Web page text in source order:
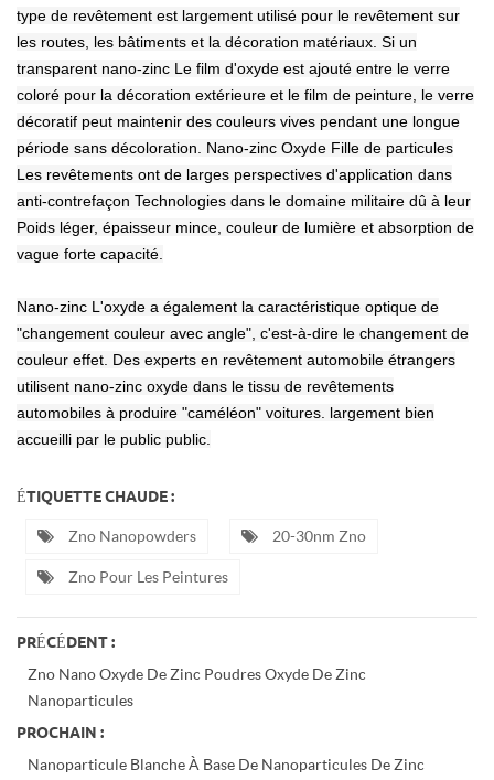
type de revêtement est largement utilisé pour le revêtement sur
les routes, les bâtiments et la décoration matériaux. Si un
transparent nano-zinc Le film d'oxyde est ajouté entre le verre
coloré pour la décoration extérieure et le film de peinture, le verre
décoratif peut maintenir des couleurs vives pendant une longue
période sans décoloration. Nano-zinc Oxyde Fille de particules
Les revêtements ont de larges perspectives d'application dans
anti-contrefaçon Technologies dans le domaine militaire dû à leur
Poids léger, épaisseur mince, couleur de lumière et absorption de
vague forte capacité.
Nano-zinc L'oxyde a également la caractéristique optique de
"changement couleur avec angle", c'est-à-dire le changement de
couleur effet. Des experts en revêtement automobile étrangers
utilisent nano-zinc oxyde dans le tissu de revêtements
automobiles à produire "caméléon" voitures. largement bien
accueilli par le public public.
ÉTIQUETTE CHAUDE :
Zno Nanopowders 20-30nm Zno
Zno Pour Les Peintures
PRÉCÉDENT :
Zno Nano Oxyde De Zinc Poudres Oxyde De Zinc
Nanoparticules
PROCHAIN :
Nanoparticule Blanche À Base De Nanoparticules De Zinc